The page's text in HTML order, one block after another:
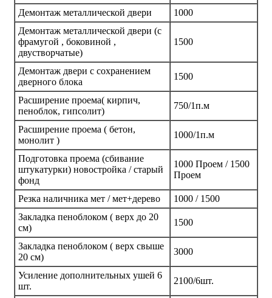
Демонтаж металлической двери
1000
Демонтаж металлической двери (с
фрамугой , боковиной ,
двустворчатые)
1500
Демонтаж двери с сохранением
дверного блока
1500
Расширение проема( кирпич,
пеноблок, гипсолит)
750/1п.м
Расширение проема ( бетон,
монолит )
1000/1п.м
Подготовка проема (сбивание
штукатурки) новостройка / старый
фонд
1000 Проем / 1500
Проем
Резка наличника мет / мет+дерево
1000 / 1500
Закладка пеноблоком ( верх до 20
см)
1500
Закладка пеноблоком ( верх свыше
20 см)
3000
Усиление дополнительных ушей 6
шт.
2100/6шт.